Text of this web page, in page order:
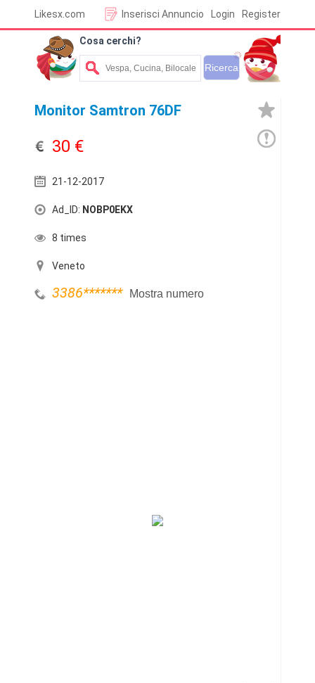
Likesx.com Login Register
Inserisci Annuncio
Cosa cerchi?
Monitor Samtron 76DF
30 €
21-12-2017
Ad_ID: NOBP0EKX
8 times
Veneto
3386******* Mostra numero